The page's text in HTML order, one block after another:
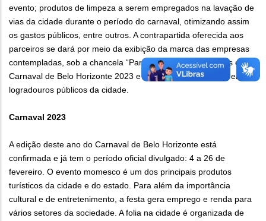
evento; produtos de limpeza a serem empregados na lavação de
vias da cidade durante o período do carnaval, otimizando assim
os gastos públicos, entre outros. A contrapartida oferecida aos
parceiros se dará por meio da exibição da marca das empresas
contempladas, sob a chancela “Parceria”, em peças oficiais do
Carnaval de Belo Horizonte 2023 e de ativações da marca em
logradouros públicos da cidade.
Carnaval 2023
A edição deste ano do Carnaval de Belo Horizonte está
confirmada e já tem o período oficial divulgado: 4 a 26 de
fevereiro. O evento momesco é um dos principais produtos
turísticos da cidade e do estado. Para além da importância
cultural e de entretenimento, a festa gera emprego e renda para
vários setores da sociedade. A folia na cidade é organizada de